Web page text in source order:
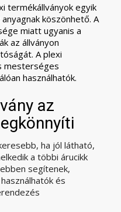
termékállványok egyik
köszönhető. A
miatt ugyanis a
az állványon
A plexi
mesterséges
használhatók.
az
ha jól látható,
a többi árucikk
segítenek,
és